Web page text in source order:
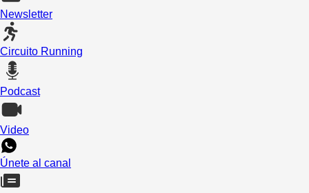
Newsletter
Circuito Running
Podcast
Video
Únete al canal